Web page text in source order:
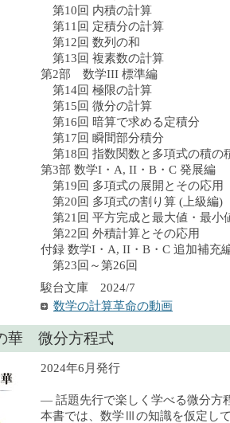
第10回 内積の計算
第11回 定積分の計算
第12回 数列の和
第13回 複素数の計算
第2部 数学III 標準編
第14回 極限の計算
第15回 微分の計算
第16回 暗算で求める定積分
第17回 瞬間部分積分
第18回 指数関数と多項式の積の
第3部 数学I・A, II・B・C 発展編
第19回 多項式の展開とその応用
第20回 多項式の割り算 (上級編)
第21回 平方完成と最大値・最小
第22回 外積計算とその応用
付録 数学I・A, II・B・C 追加補充
第23回～第26回
駿台文庫 2024/7
数学の計算革命の動画
華 微分方程式
2024年6月発行
— 話題先行で楽しく学べる微分
本書では、数学Ⅲの知識を仮定し